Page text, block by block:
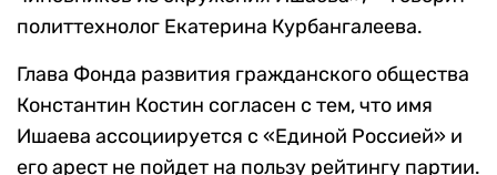
политтехнолог Екатерина Курбангалеева.
Глава Фонда развития гражданского общества
Константин Костин согласен с тем, что имя
Ишаева ассоциируется с «Единой Россией» и
его арест не пойдет на пользу рейтингу партии.